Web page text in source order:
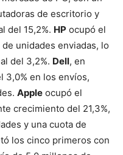
de escritorio y
del 15,2%. HP ocupó el
unidades enviadas, lo
del 3,2%. Dell, en
3,0% en los envíos,
Apple ocupó el
crecimiento del 21,3%,
y una cuota de
los cinco primeros con